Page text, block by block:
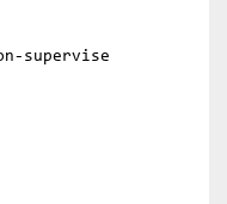
supervise